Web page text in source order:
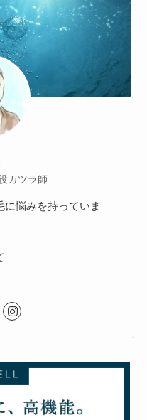
カツラ師
に悩みを持っていま